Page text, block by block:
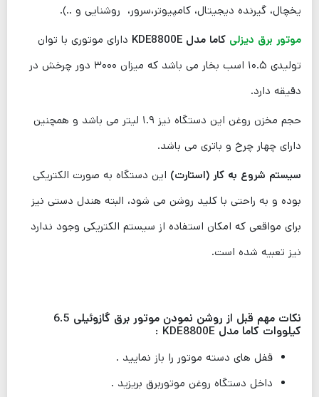
یخچال، گیرنده دیجیتال، کامپیوتر،سرور، روشنایی و ..).
موتور برق دیزلی کاما مدل KDE8800E
دارای موتوری با توان
تولیدی ۱۰.۵ اسب بخار می باشد که میزان ۳۰۰۰ دور چرخش در
دقیقه دارد.
حجم مخزن روغن این دستگاه نیز ۱.۹ لیتر می باشد و همچنین
دارای چهار چرخ و باتری می باشد.
سیستم شروع به کار (استارت) این دستگاه به صورت الکتریکی
بوده و به راحتی با کلید روشن می شود، البته هندل دستی نیز
برای مواقعی که امکان استفاده از سیستم الکتریکی وجود ندارد
نیز تعبیه شده است.
نکات مهم قبل از روشن نمودن موتور برق گازوئیلی 6.5
کیلووات کاما مدل KDE8800E :
قفل های دسته موتور را باز نمایید .
داخل دستگاه روغن موتوربرق بریزید .